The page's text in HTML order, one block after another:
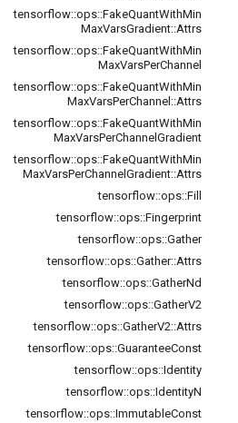
tensorflow::ops::FakeQuantWithMin
MaxVarsGradient::Attrs
tensorflow::ops::FakeQuantWithMin
MaxVarsPerChannel
tensorflow::ops::FakeQuantWithMin
MaxVarsPerChannel ::Attrs
tensorflow::ops::FakeQuantWithMin
MaxVarsPerChannel Gradient
tensorflow::ops::FakeQuantWithMin
MaxVarsPerChannel Gradient::Attrs
tensorflow::ops::Fill
tensorflow::ops::Fingerprint
tensorflow::ops::Gather
tensorflow::ops::Gather::Attrs
tensorflow::ops::GatherNd
tensorflow::ops::GatherV2
tensorflow::ops::GatherV2::Attrs
tensorflow::ops::GuaranteeConst
tensorflow::ops::Identity
tensorflow::ops::IdentityN
tensorflow::ops::ImmutableConst